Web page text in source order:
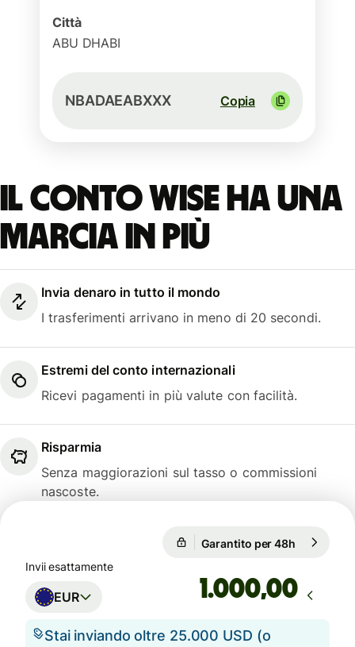
Città
ABU DHABI
NBADAEABXXX Copia
Il conto Wise ha una
marcia in più
Invia denaro in tutto il mondo
I trasferimenti arrivano in meno di 20 secondi.
Estremi del conto internazionali
Ricevi pagamenti in più valute con facilità.
Risparmia
Senza maggiorazioni sul tasso o commissioni
nascoste.
Garantito per 48h
Invii esattamente
EUR ,00
Stai inviando oltre 25.000 USD (o